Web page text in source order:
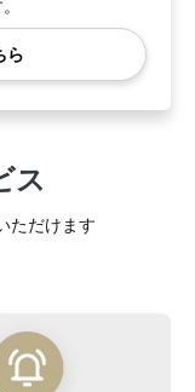
ら
ス
ただけます